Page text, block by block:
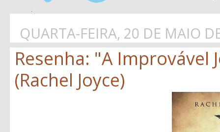
QUARTA-FEIRA, 20 DE MAIO
Resenha: "A Improvável
(Rachel Joyce)